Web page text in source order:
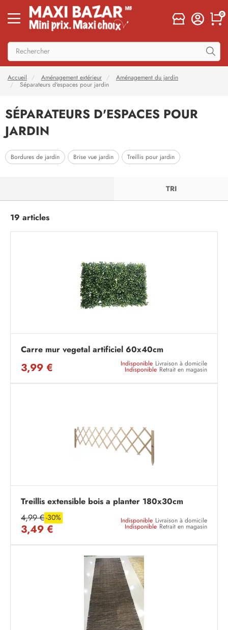
0
Accueil Aménagement extérieur
Aménagement du jardin
Séparateurs d'espaces pour jardin
SÉPARATEURS D'ESPACES POUR
JARDIN
Bordures de jardin Brise vue jardin Treillis pour jardin
TRI
Carre mur vegetal artificiel 60x40cm
3,99 € Indisponible Livraison à domicile
Indisponible Retrait en magasin
Treillis extensible bois a planter 180x30cm
4,99 €-30%
3,49 €
Indisponible Livraison à domicile
Indisponible Retrait en magasin
19 articles